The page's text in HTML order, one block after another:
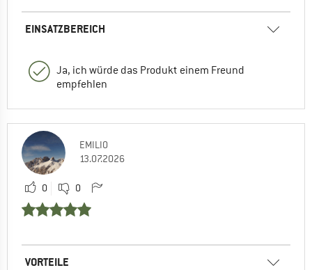
EINSATZBEREICH
Ja, ich würde das Produkt einem Freund
empfehlen
EMILIO
13.07.2026
0 0
VORTEILE